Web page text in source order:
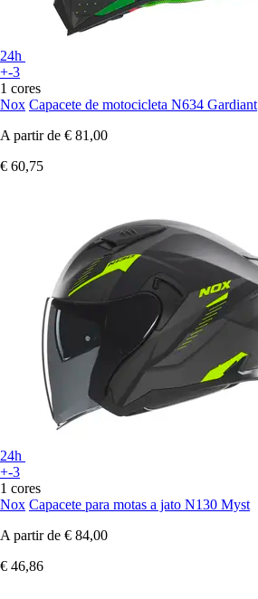
24h
+-3
1 cores
Nox Capacete de motocicleta N634 Gardiant
A partir de € 81,00
€ 60,75
24h
+-3
1 cores
Nox Capacete para motas a jato N130 Myst
A partir de € 84,00
€ 46,86